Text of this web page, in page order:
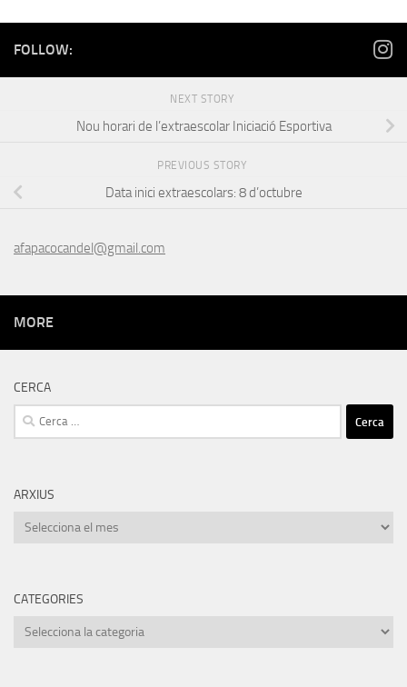
FOLLOW:
NEXT STORY
Nou horari de l’extraescolar Iniciació Esportiva
PREVIOUS STORY
Data inici extraescolars: 8 d’octubre
afapacocandel@gmail.com
MORE
CERCA
Cerca:
ARXIUS
Arxius
CATEGORIES
Categories